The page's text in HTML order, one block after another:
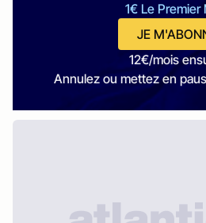
1€ Le Premier
JE
12€/mois
Annulez ou mettez en